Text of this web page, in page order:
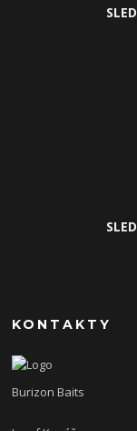
KONTAKTY
Burizon Baits